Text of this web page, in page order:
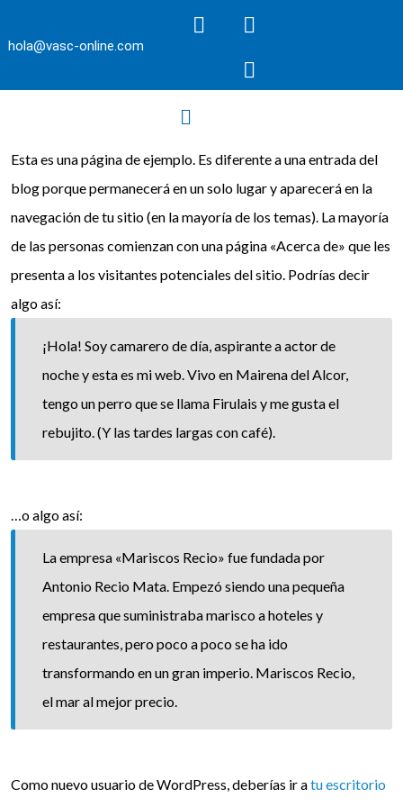
hola@vasc-online.com
Esta es una página de ejemplo. Es diferente a una entrada del
blog porque permanecerá en un solo lugar y aparecerá en la
navegación de tu sitio (en la mayoría de los temas). La mayoría
de las personas comienzan con una página «Acerca de» que les
presenta a los visitantes potenciales del sitio. Podrías decir
algo así:
¡Hola! Soy camarero de día, aspirante a actor de
noche y esta es mi web. Vivo en Mairena del Alcor,
tengo un perro que se llama Firulais y me gusta el
rebujito. (Y las tardes largas con café).
…o algo así:
La empresa «Mariscos Recio» fue fundada por
Antonio Recio Mata. Empezó siendo una pequeña
empresa que suministraba marisco a hoteles y
restaurantes, pero poco a poco se ha ido
transformando en un gran imperio. Mariscos Recio,
el mar al mejor precio.
Como nuevo usuario de WordPress, deberías ir atu escritorio